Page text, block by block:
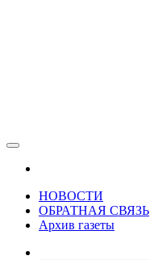
НОВОСТИ
ОБРАТНАЯ СВЯЗЬ
Архив газеты